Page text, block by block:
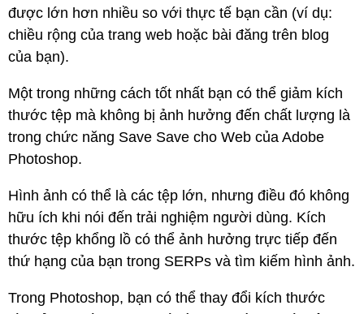
được lớn hơn nhiều so với thực tế bạn cần (ví dụ:
chiều rộng của trang web hoặc bài đăng trên blog
của bạn).
Một trong những cách tốt nhất bạn có thể giảm kích
thước tệp mà không bị ảnh hưởng đến chất lượng là
trong chức năng Save Save cho Web của Adobe
Photoshop.
Hình ảnh có thể là các tệp lớn, nhưng điều đó không
hữu ích khi nói đến trải nghiệm người dùng. Kích
thước tệp khổng lồ có thể ảnh hưởng trực tiếp đến
thứ hạng của bạn trong SERPs và tìm kiếm hình ảnh.
Trong Photoshop, bạn có thể thay đổi kích thước